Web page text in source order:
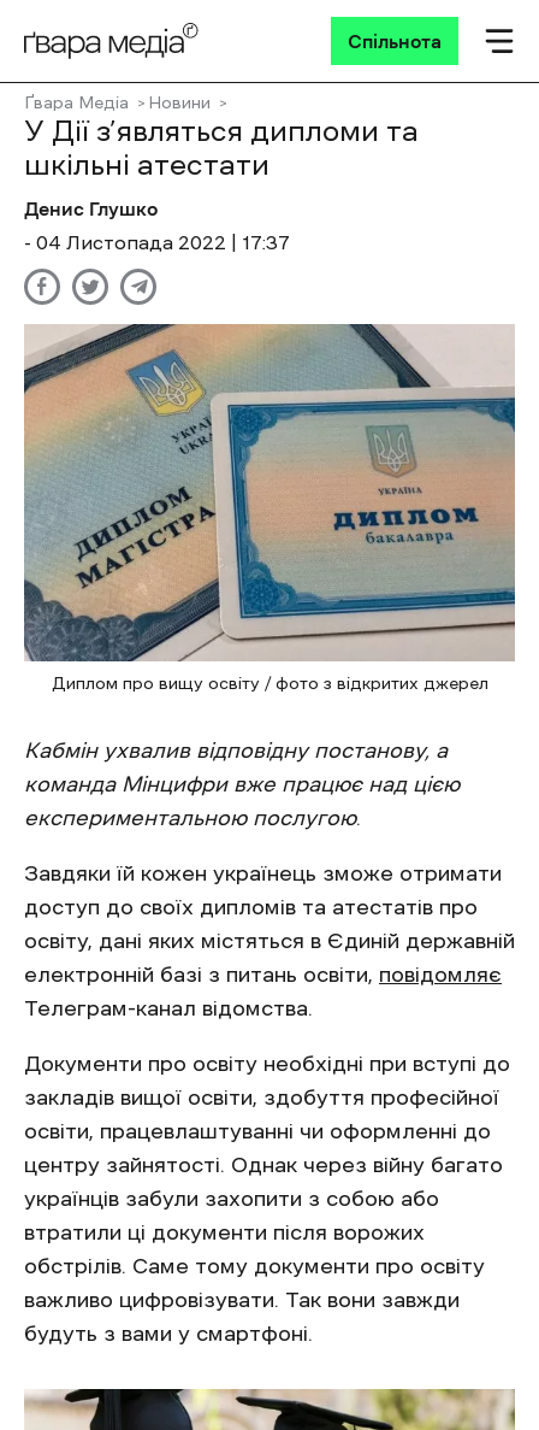
Спільнота
Ґвара Медіа Новини
У Дії з’являться дипломи та
шкільні атестати
Денис Глушко
- 04 Листопада 2022 | 17:37
Диплом про вищу освіту / фото з відкритих джерел
Кабмін ухвалив відповідну постанову, а
команда Мінцифри вже працює над цією
експериментальною послугою.
Завдяки їй кожен українець зможе отримати
доступ до своїх дипломів та атестатів про
освіту, дані яких містяться в Єдиній державній
електронній базі з питань освіти, повідомляє
Телеграм-канал відомства.
Документи про освіту необхідні при вступі до
закладів вищої освіти, здобуття професійної
освіти, працевлаштуванні чи оформленні до
центру зайнятості. Однак через війну багато
українців забули захопити з собою або
втратили ці документи після ворожих
обстрілів. Саме тому документи про освіту
важливо цифровізувати. Так вони завжди
будуть з вами у смартфоні.